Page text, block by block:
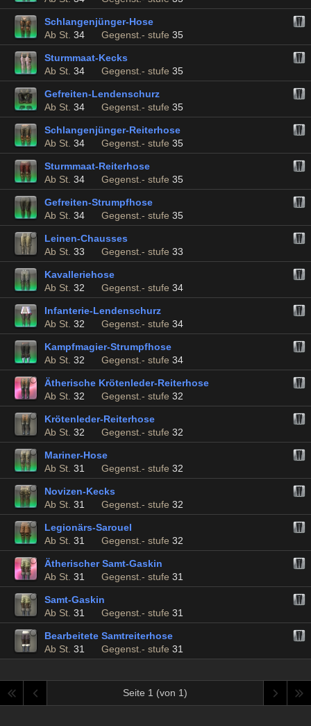
Schlangenjünger-Hose
Ab St. 34 Gegenst.- stufe 35
Sturmmaat-Kecks
Ab St. 34 Gegenst.- stufe 35
Gefreiten-Lendenschurz
Ab St. 34 Gegenst.- stufe 35
Schlangenjünger-Reiterhose
Ab St. 34 Gegenst.- stufe 35
Sturmmaat-Reiterhose
Ab St. 34 Gegenst.- stufe 35
Gefreiten-Strumpfhose
Ab St. 34 Gegenst.- stufe 35
Leinen-Chausses
Ab St. 33 Gegenst.- stufe 33
Kavalleriehose
Ab St. 32 Gegenst.- stufe 34
Infanterie-Lendenschurz
Ab St. 32 Gegenst.- stufe 34
Kampfmagier-Strumpfhose
Ab St. 32 Gegenst.- stufe 34
Ätherische Krötenleder-Reiterhose
Ab St. 32 Gegenst.- stufe 32
Krötenleder-Reiterhose
Ab St. 32 Gegenst.- stufe 32
Mariner-Hose
Ab St. 31 Gegenst.- stufe 32
Novizen-Kecks
Ab St. 31 Gegenst.- stufe 32
Legionärs-Sarouel
Ab St. 31 Gegenst.- stufe 32
Ätherischer Samt-Gaskin
Ab St. 31 Gegenst.- stufe 31
Samt-Gaskin
Ab St. 31 Gegenst.- stufe 31
Bearbeitete Samtreiterhose
Ab St. 31 Gegenst.- stufe 31
Seite 1 (von 1)